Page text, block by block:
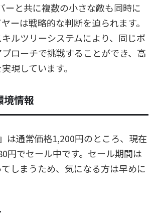
ーと共に複数の小さな敵も同時に
ーは戦略的な判断を迫られます。
ルツリーシステムにより、同じボ
ローチで挑戦することができ、高
現しています。
境情報
は通常価格1,200円のところ、現在
円でセール中です。セール期間は
しまうため、気になる方は早めに